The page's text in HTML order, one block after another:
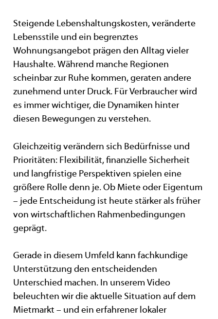
Steigende Lebenshaltungskosten, veränderte
Lebensstile und ein begrenztes
Wohnungsangebot prägen den Alltag vieler
Haushalte. Während manche Regionen
scheinbar zur Ruhe kommen, geraten andere
zunehmend unter Druck. Für Verbraucher wird
es immer wichtiger, die Dynamiken hinter
diesen Bewegungen zu verstehen.
Gleichzeitig verändern sich Bedürfnisse und
Prioritäten: Flexibilität, finanzielle Sicherheit
und langfristige Perspektiven spielen eine
größere Rolle denn je. Ob Miete oder Eigentum
– jede Entscheidung ist heute stärker als früher
von wirtschaftlichen Rahmenbedingungen
geprägt.
Gerade in diesem Umfeld kann fachkundige
Unterstützung den entscheidenden
Unterschied machen. In unserem Video
beleuchten wir die aktuelle Situation auf dem
Mietmarkt – und ein erfahrener lokaler